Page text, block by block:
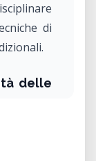
di
delle